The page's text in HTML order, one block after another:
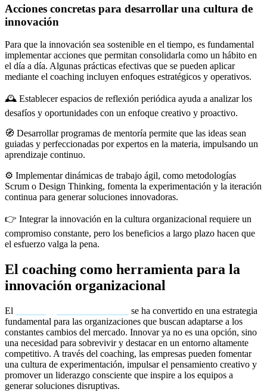
Acciones concretas para desarrollar una cultura de
innovación
Para que la innovación sea sostenible en el tiempo, es fundamental
implementar acciones que permitan consolidarla como un hábito en
el día a día. Algunas prácticas efectivas que se pueden aplicar
mediante el coaching incluyen enfoques estratégicos y operativos.
🕰️ Establecer espacios de reflexión periódica ayuda a analizar los
desafíos y oportunidades con un enfoque creativo y proactivo.
🧭 Desarrollar programas de mentoría permite que las ideas sean
guiadas y perfeccionadas por expertos en la materia, impulsando un
aprendizaje continuo.
⚙️ Implementar dinámicas de trabajo ágil, como metodologías
Scrum o Design Thinking, fomenta la experimentación y la iteración
continua para generar soluciones innovadoras.
👉 Integrar la innovación en la cultura organizacional requiere un
compromiso constante, pero los beneficios a largo plazo hacen que
el esfuerzo valga la pena.
El coaching como herramienta para la
innovación organizacional
El
se ha convertido en una estrategia
fundamental para las organizaciones que buscan adaptarse a los
constantes cambios del mercado. Innovar ya no es una opción, sino
una necesidad para sobrevivir y destacar en un entorno altamente
competitivo. A través del coaching, las empresas pueden fomentar
una cultura de experimentación, impulsar el pensamiento creativo y
promover un liderazgo consciente que inspire a los equipos a
generar soluciones disruptivas.